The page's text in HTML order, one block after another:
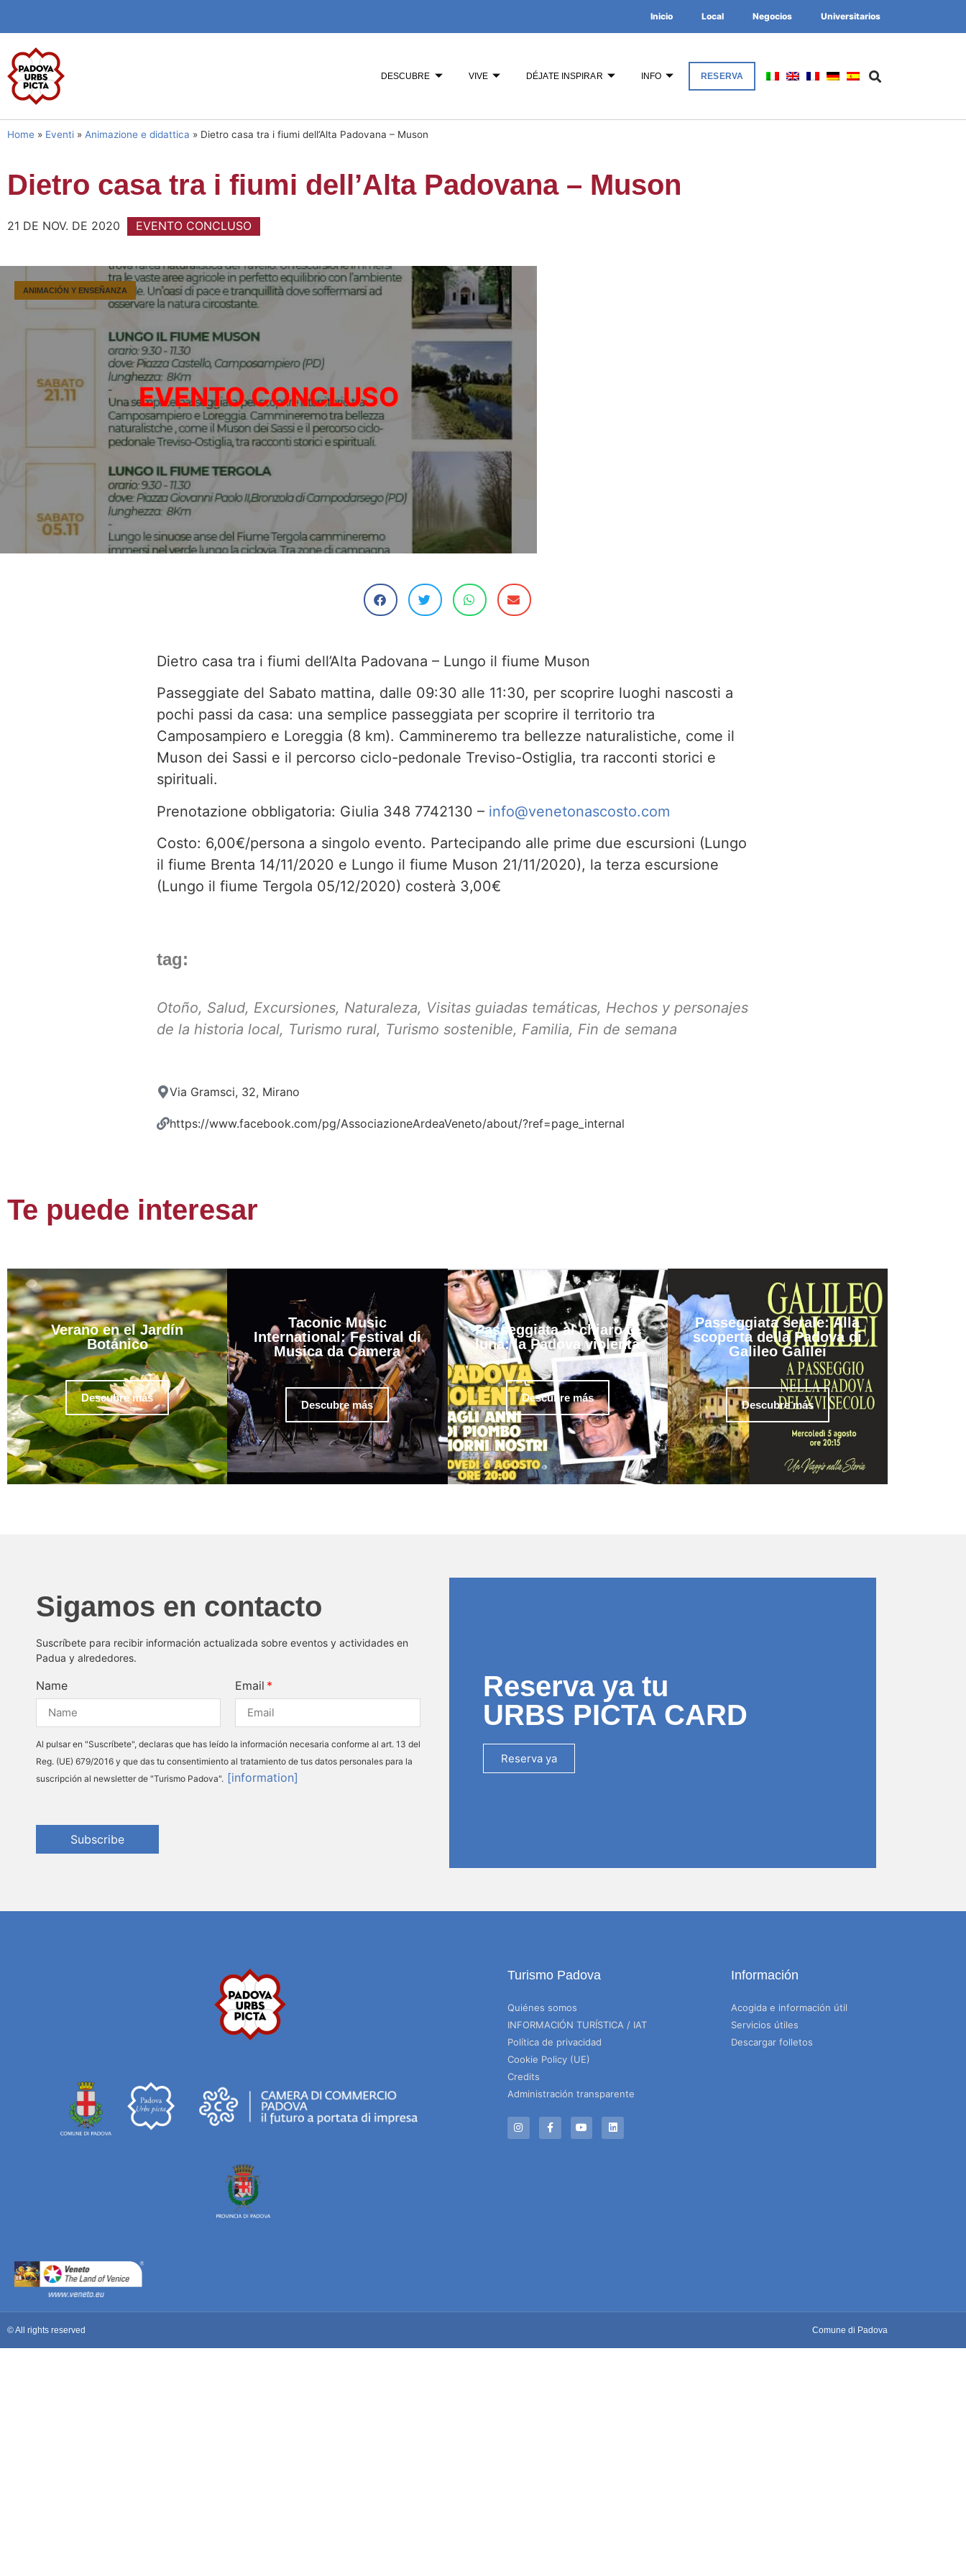
Inicio Local Negocios Universitarios
DESCUBRE VIVE DÉJATE INSPIRAR INFO RESERVA
Home » Eventi » Animazione e didattica » Dietro casa tra i fiumi dell’Alta Padovana – Muson
Dietro casa tra i fiumi dell’Alta Padovana – Muson
21 DE NOV. DE 2020 EVENTO CONCLUSO
ANIMACIÓN Y ENSEÑANZA
Dietro casa tra i fiumi dell’Alta Padovana – Lungo il fiume Muson
Passeggiate del Sabato mattina, dalle 09:30 alle 11:30, per scoprire luoghi nascosti a
pochi passi da casa: una semplice passeggiata per scoprire il territorio tra
Camposampiero e Loreggia (8 km). Cammineremo tra bellezze naturalistiche, come il
Muson dei Sassi e il percorso ciclo-pedonale Treviso-Ostiglia, tra racconti storici e
spirituali.
Prenotazione obbligatoria: Giulia 348 7742130 – info@venetonascosto.com
Costo: 6,00€/persona a singolo evento. Partecipando alle prime due escursioni (Lungo
il fiume Brenta 14/11/2020 e Lungo il fiume Muson 21/11/2020), la terza escursione
(Lungo il fiume Tergola 05/12/2020) costerà 3,00€
tag:
Otoño, Salud, Excursiones, Naturaleza, Visitas guiadas temáticas, Hechos y personajes
de la historia local, Turismo rural, Turismo sostenible, Familia, Fin de semana
Via Gramsci, 32, Mirano
https://www.facebook.com/pg/AssociazioneArdeaVeneto/about/?ref=page_internal
Te puede interesar
Verano en el Jardín
Botánico
Descubre más
Taconic Music
International: Festival di
Musica da Camera
Descubre más
Passeggiata al chiaro di
luna: la Padova violenta
Descubre más
Passeggiata serale: Alla
scoperta della Padova di
Galileo Galilei
Descubre más
Sigamos en contacto
Suscríbete para recibir información actualizada sobre eventos y actividades en
Padua y alrededores.
Name Email
Al pulsar en "Suscríbete", declaras que has leído la información necesaria conforme al art. 13 del
Reg. (UE) 679/2016 y que das tu consentimiento al tratamiento de tus datos personales para la
suscripción al newsletter de "Turismo Padova". [information]
Subscribe
Reserva ya tu
URBS PICTA CARD
Reserva ya
Turismo Padova
Quiénes somos
INFORMACIÓN TURÍSTICA / IAT
Política de privacidad
Cookie Policy (UE)
Credits
Administración transparente
Información
Acogida e información útil
Servicios útiles
Descargar folletos
© All rights reserved Comune di Padova